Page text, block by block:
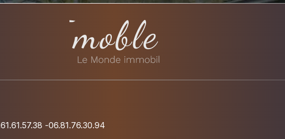
-06.81.76.30.94